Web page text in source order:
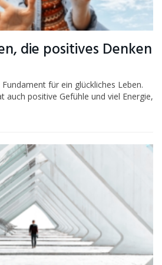
die positives Denken
für ein glückliches Leben.
auch positive Gefühle und viel Energie,